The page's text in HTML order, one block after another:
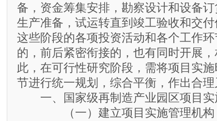
备，资金筹集安排，勘察设计和设备
生产准备，试运转直到竣工验收和交
这些阶段的各项投资活动和各个工作
的，前后紧密衔接的，也有同时开展
此，在可行性研究阶段，需将项目实
节进行统一规划，综合平衡，作出合
一、国家级再制造产业园区项目实
（一）建立项目实施管理机构